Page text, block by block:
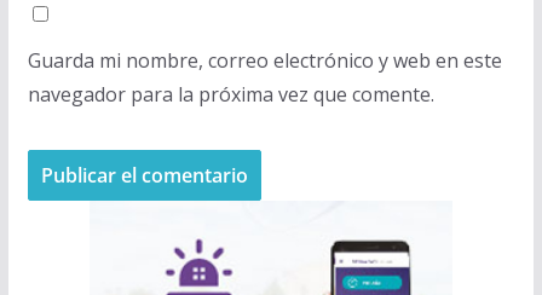
Guarda mi nombre, correo electrónico y web en este
navegador para la próxima vez que comente.